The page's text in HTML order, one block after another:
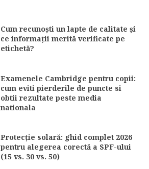
Cum recunoști un lapte de calitate și
ce informații merită verificate pe
etichetă?
Examenele Cambridge pentru copii:
cum eviti pierderile de puncte si
obtii rezultate peste media
nationala
Protecție solară: ghid complet 2026
pentru alegerea corectă a SPF-ului
(15 vs. 30 vs. 50)